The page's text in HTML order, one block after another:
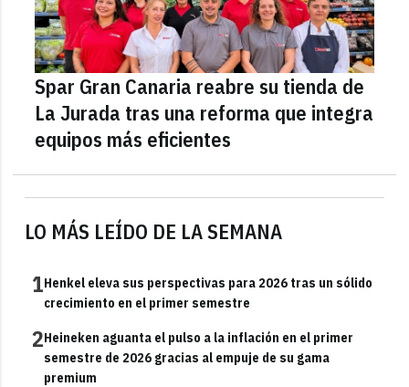
LO MÁS LEÍDO DE LA SEMANA
1Henkel eleva sus perspectivas para 2026 tras un sólido
crecimiento en el primer semestre
2Heineken aguanta el pulso a la inflación en el primer
semestre de 2026 gracias al empuje de su gama
premium
Spar Gran Canaria reabre su tienda de
La Jurada tras una reforma que integra
equipos más eficientes